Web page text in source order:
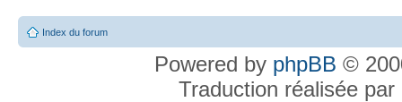
Index du forum
Powered by phpBB ©
Traduction réalisée par